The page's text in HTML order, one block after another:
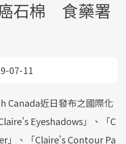
石棉 食藥署
07-11
Canada近日發布之國際化
Eyeshadows」、「C
」、「Claire's Contour Pa